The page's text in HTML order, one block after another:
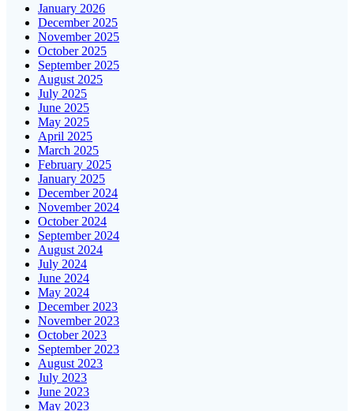
January 2026
December 2025
November 2025
October 2025
September 2025
August 2025
July 2025
June 2025
May 2025
April 2025
March 2025
February 2025
January 2025
December 2024
November 2024
October 2024
September 2024
August 2024
July 2024
June 2024
May 2024
December 2023
November 2023
October 2023
September 2023
August 2023
July 2023
June 2023
May 2023